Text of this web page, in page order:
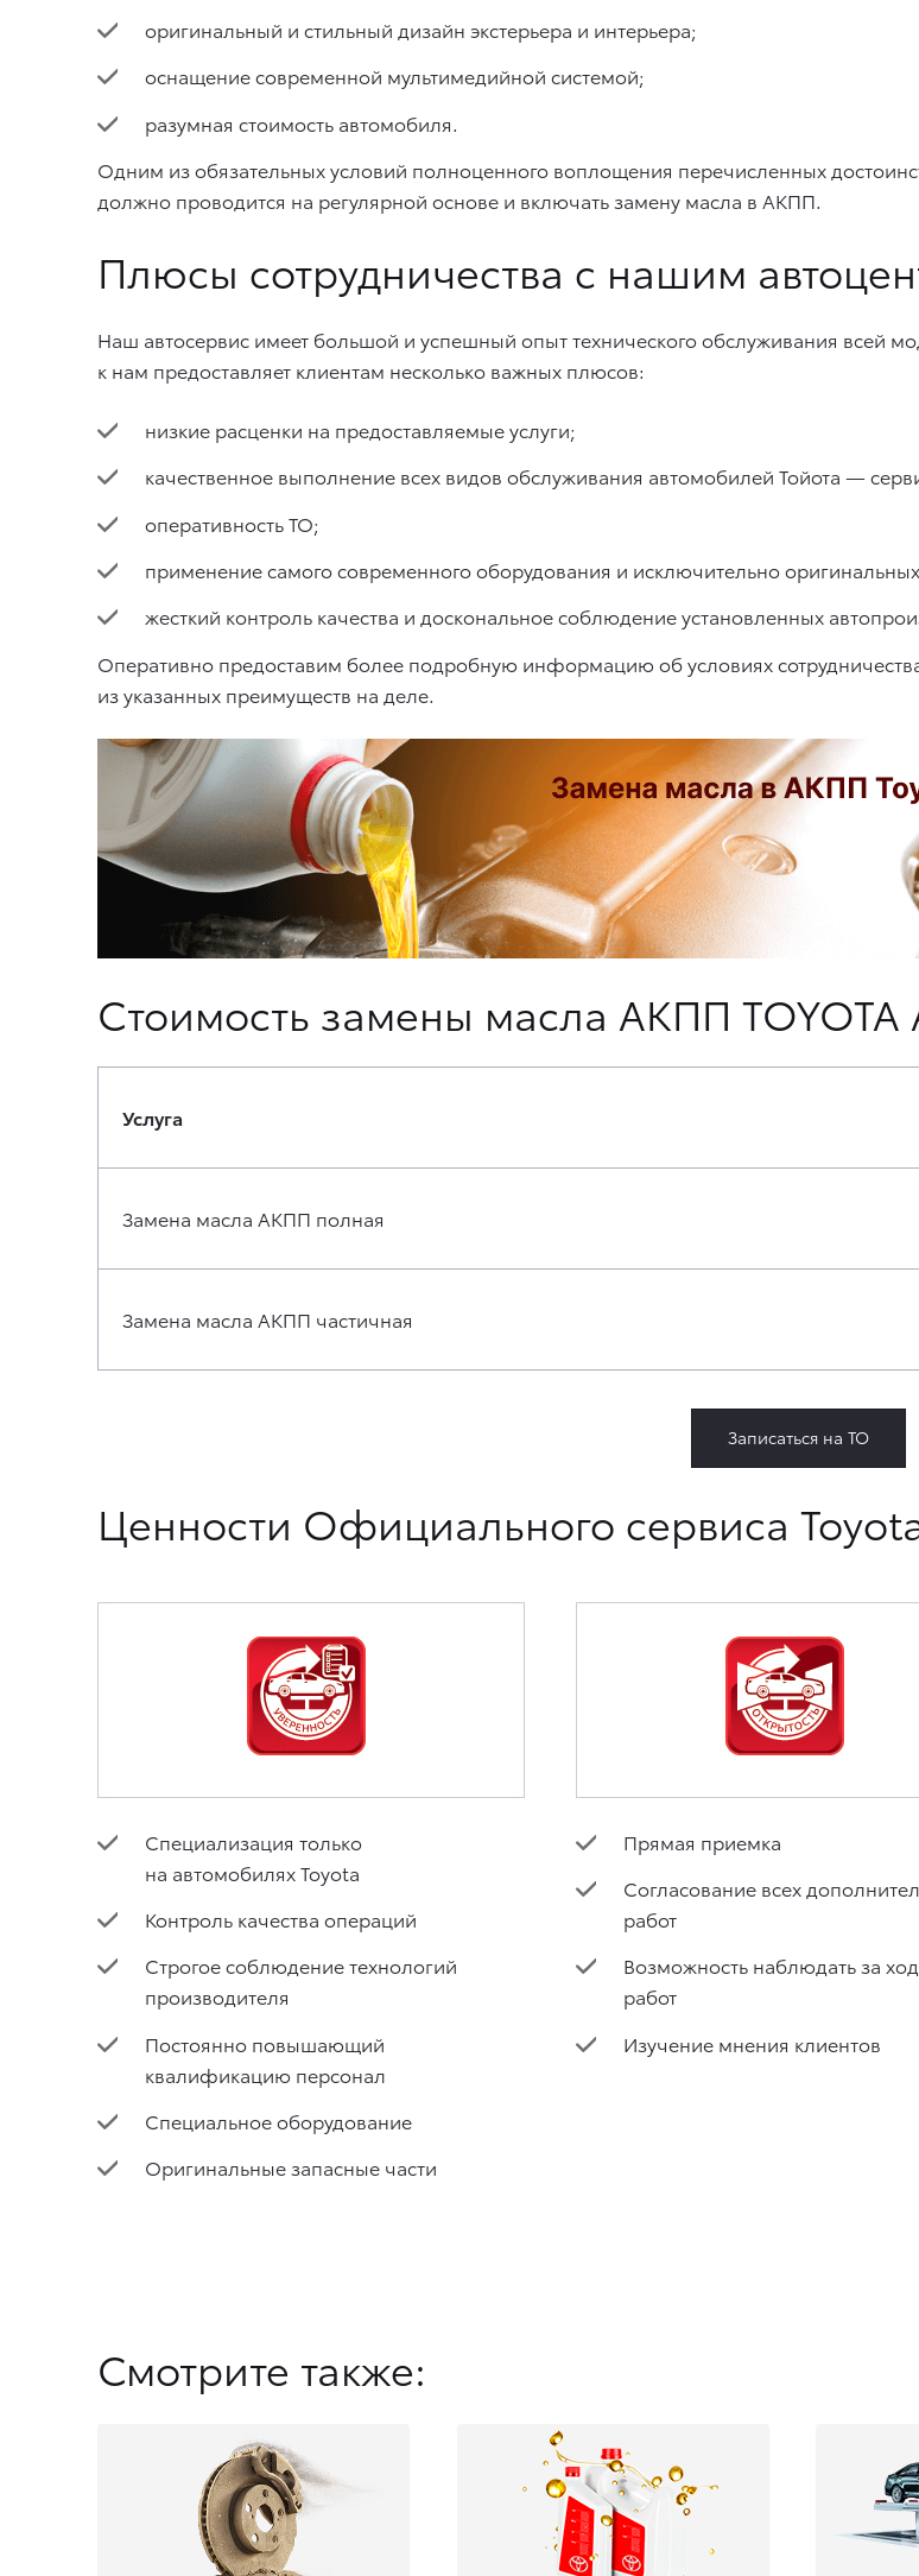
оригинальный и стильный дизайн экстерьера и интерьера;
оснащение современной мультимедийной системой;
разумная стоимость автомобиля.
Одним из обязательных условий полноценного воплощения перечисленных
должно проводится на регулярной основе и включать замену масла в АКПП.
Плюсы сотрудничества с нашим
Наш автосервис имеет большой и успешный опыт технического обслуживания всей
к нам предоставляет клиентам несколько важных плюсов:
низкие расценки на предоставляемые услуги;
качественное выполнение всех видов обслуживания автомобилей Тойота —
оперативность ТО;
применение самого современного оборудования и исключительно
жесткий контроль качества и доскональное соблюдение установленных
Оперативно предоставим более подробную информацию об условиях
из указанных преимуществ на деле.
Стоимость замены масла АКПП TOYOTA
Услуга
Замена масла АКПП полная
Замена масла АКПП частичная
Записаться на ТО
Ценности Официального сервиса
Специализация только
на автомобилях Toyota
Контроль качества операций
Строгое соблюдение технологий
производителя
Постоянно повышающий
квалификацию персонал
Специальное оборудование
Оригинальные запасные части
Прямая приемка
Согласование всех
работ
Возможность наблюдать за
работ
Изучение мнения клиентов
Смотрите также: